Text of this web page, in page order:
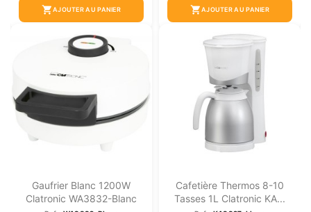
shopping_cartAJOUTER AU PANIER shopping_cartAJOUTER AU PANIER
Gaufrier Blanc 1200W
Clatronic WA3832-Blanc
Cafetière Thermos 8-10
Tasses 1L Clatronic KA...